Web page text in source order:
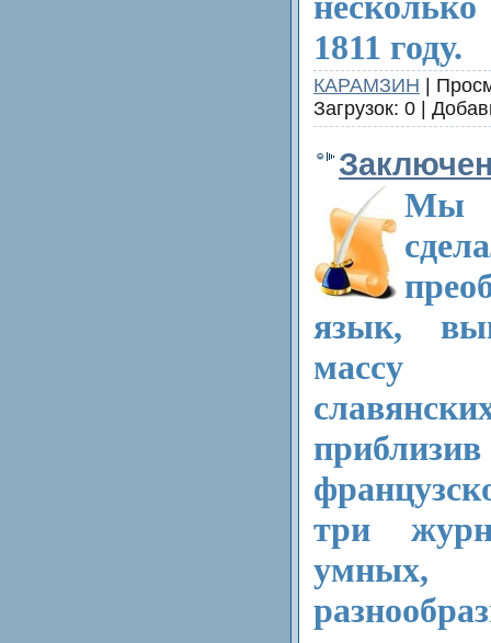
1811 году.
КАРАМЗИН |
Загрузок: 0 |
Мы
язык,
массу
три
умных,